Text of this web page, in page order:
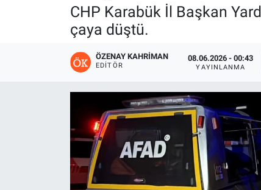
CHP Karabük İl Başkan
çaya düştü.
ÖZENAY KAHRIMAN
EDITÖR
08.06.2026 - 00:43
YAYINLANMA